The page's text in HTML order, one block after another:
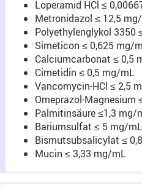
Loperamid HCl ≤
Metronidazol ≤ 12,5
Polyethylenglykol 3350
Simeticon ≤ 0,625 mg/
Calciumcarbonat ≤ 0,5
Cimetidin ≤ 0,5 mg/mL
Vancomycin-HCl ≤ 2,5
Omeprazol-Magnesium
Palmitinsäure ≤1,3 mg/
Bariumsulfat ≤ 5 mg/mL
Bismutsubsalicylat ≤
Mucin ≤ 3,33 mg/mL